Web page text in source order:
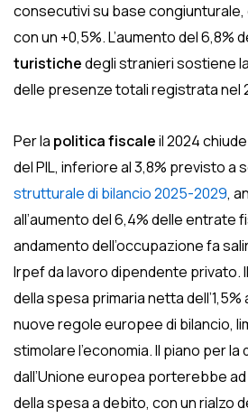
consecutivi su base congiunturale,
con un +0,5%. L’aumento del 6,8%
turistichedegli stranieri sostiene
delle presenze totali registrata nel
Per la politica fiscaleil 2024
del PIL, inferiore al 3,8% previsto a
strutturale di bilancio 2025-2029,
all’aumento del 6,4% delle entrate
andamento dell’occupazione fa
lrpef da lavoro dipendente privato.
della spesa primaria netta dell’1,5%
nuove regole europee di bilancio,
stimolare l’economia. Il piano per la
dall’Unione europea porterebbe
della spesa a debito, con un rialzo